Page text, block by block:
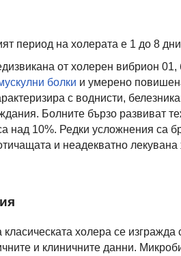
период на холерата е 1 до 8
от холерен вибрион
болки и умерено
с воднисти,
Болните бързо развиват
над 10%. Редки усложнения са
и неадекватно
класическата холера се изгражда
и клиничните данни.